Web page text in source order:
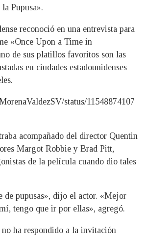
Pupusa».
reconoció en una entrevista para
«Once Upon a Time in
de sus platillos favoritos son las
en ciudades estadounidenses
status/11548874107
acompañado del director Quentin
Margot Robbie y Brad Pitt,
de la película cuando dio tales
de pupusas», dijo el actor. «Mejor
tengo que ir por ellas», agregó.
ha respondido a la invitación